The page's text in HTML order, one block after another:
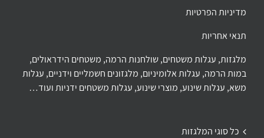
מדיניות הפרטיות
תנאי אחריות
מלגזות, עגלות משטחים, שולחנות הרמה, משטחים הידראולים,
במות הרמה, עגלות אלומיניום, מלגזונים חשמליים וידניים, עגלות
משא, עגלות שינוע, מוצרי שינוע, עגלות משטחים ידניות ועוד…
כל סוגי המלגזות